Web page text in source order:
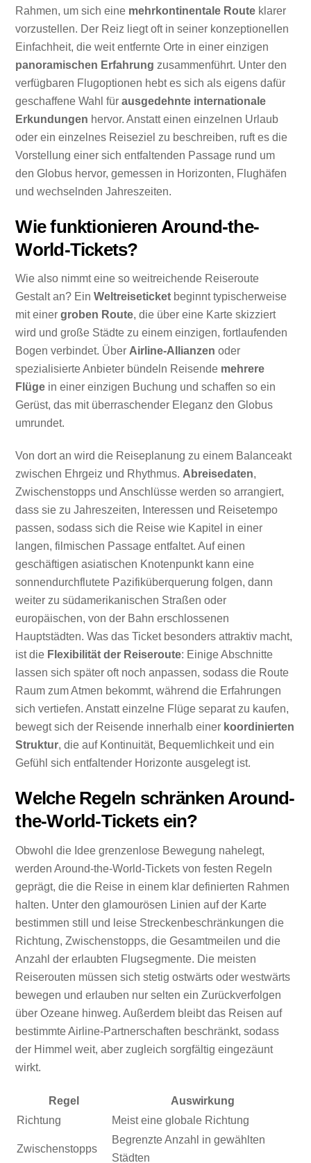
Rahmen, um sich eine mehrkontinentale Route klarer
vorzustellen. Der Reiz liegt oft in seiner konzeptionellen
Einfachheit, die weit entfernte Orte in einer einzigen
panoramischen Erfahrung zusammenführt. Unter den
verfügbaren Flugoptionen hebt es sich als eigens dafür
geschaffene Wahl fürausgedehnte internationale
Erkundungen hervor. Anstatt einen einzelnen Urlaub
oder ein einzelnes Reiseziel zu beschreiben, ruft es die
Vorstellung einer sich entfaltenden Passage rund um
den Globus hervor, gemessen in Horizonten, Flughäfen
und wechselnden Jahreszeiten.
Wie funktionieren Around-the-
World-Tickets?
Wie also nimmt eine so weitreichende Reiseroute
Gestalt an? EinWeltreiseticket beginnt typischerweise
mit einergroben Route, die über eine Karte skizziert
wird und große Städte zu einem einzigen, fortlaufenden
Bogen verbindet. Über Airline-Allianzen oder
spezialisierte Anbieter bündeln Reisende mehrere
Flüge in einer einzigen Buchung und schaffen so ein
Gerüst, das mit überraschender Eleganz den Globus
umrundet.
Von dort an wird die Reiseplanung zu einem Balanceakt
zwischen Ehrgeiz und Rhythmus. Abreisedaten,
Zwischenstopps und Anschlüsse werden so arrangiert,
dass sie zu Jahreszeiten, Interessen und Reisetempo
passen, sodass sich die Reise wie Kapitel in einer
langen, filmischen Passage entfaltet. Auf einen
geschäftigen asiatischen Knotenpunkt kann eine
sonnendurchflutete Pazifiküberquerung folgen, dann
weiter zu südamerikanischen Straßen oder
europäischen, von der Bahn erschlossenen
Hauptstädten. Was das Ticket besonders attraktiv macht,
ist die Flexibilität der Reiseroute: Einige Abschnitte
lassen sich später oft noch anpassen, sodass die Route
Raum zum Atmen bekommt, während die Erfahrungen
sich vertiefen. Anstatt einzelne Flüge separat zu kaufen,
bewegt sich der Reisende innerhalb einer koordinierten
Struktur, die auf Kontinuität, Bequemlichkeit und ein
Gefühl sich entfaltender Horizonte ausgelegt ist.
Welche Regeln schränken Around-
the-World-Tickets ein?
Obwohl die Idee grenzenlose Bewegung nahelegt,
werden Around-the-World-Tickets von festen Regeln
geprägt, die die Reise in einem klar definierten Rahmen
halten. Unter den glamourösen Linien auf der Karte
bestimmen still und leise Streckenbeschränkungen die
Richtung, Zwischenstopps, die Gesamtmeilen und die
Anzahl der erlaubten Flugsegmente. Die meisten
Reiserouten müssen sich stetig ostwärts oder westwärts
bewegen und erlauben nur selten ein Zurückverfolgen
über Ozeane hinweg. Außerdem bleibt das Reisen auf
bestimmte Airline-Partnerschaften beschränkt, sodass
der Himmel weit, aber zugleich sorgfältig eingezäunt
wirkt.
Regel
Auswirkung
Richtung
Meist eine globale Richtung
Zwischenstopps
Begrenzte Anzahl in gewählten
Städten